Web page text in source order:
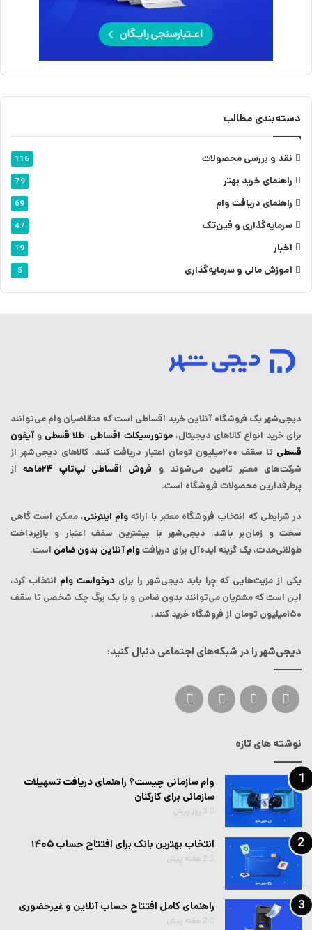
دسته‌بندی مطالب
نقد و بررسی محصولات 116
راهنمای خرید بهتر 79
راهنمای دریافت وام 69
سرمایه‌گذاری و فین‌تک 47
اخبار 19
آموزش مالی و سرمایه‌گذاری 5
دیجی‌شهر یک فروشگاه آنلاین خرید اقساطی است که ‌متقاضیان وام می‌توانند
برای خرید انواع کالاهای دیجیتال،موتورسیکلت اقساطی، طلا قسطی و آیفون
قسطی تا سقف ۲۰۰میلیون تومان اعتبار دریافت کنند.
کالاهای دیجی‌شهر از
شرکت‌های معتبر تامین می‌شوند و فروش اقساطی لپ‌تاپ‌ ۲۴ماهه
از
پرطرفدارین محصولات فروشگاه است.
در شرایطی که انتخاب فروشگاه معتبر با ارائه وام اینترنتی، ممکن است گاهی
سخت و زمان‌بر باشد، دیجی‌شهر با بیشترین سقف اعتبار و بازپرداخت
طولانی‌مدت، یک گزینه ایده‌آل برای دریافتوام آنلاین بدون ضامن است.
یکی از مزیت‌هایی که چرا باید دیجی‌شهر را برای درخواست وام انتخاب کرد،
این است که مشتریان می‌توانند بدون ضامن و با یک برگ چک شخصی تا سقف
۱۵۰میلیون تومان از فروشگاه خرید کنند.
دیجی‌شهر را در شبکه‌های اجتماعی دنبال کنید:
ایکس لینکداینیوتیوباینستاگرام
نوشته های تازه
وام سازمانی چیست؟ راهنمای دریافت تسهیلات
سازمانی برای کارکنان
3 روز پیش
انتخاب بهترین بانک برای افتتاح حساب ۱۴۰۵
2 هفته پیش
راهنمای کامل افتتاح حساب آنلاین و غیرحضوری
2 هفته پیش